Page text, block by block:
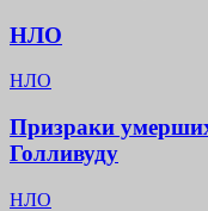
НЛО
НЛО
Призраки
Голливуду
НЛО